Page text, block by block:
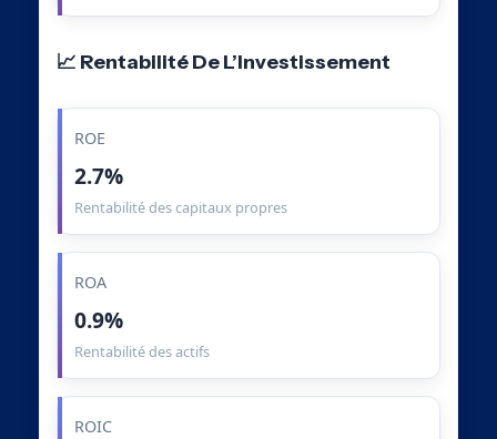
📈 Rentabilité De L’Investissement
ROE
2.7%
Rentabilité des capitaux propres
ROA
0.9%
Rentabilité des actifs
ROIC